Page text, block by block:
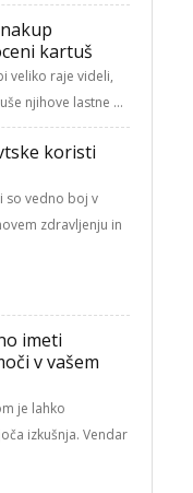
kartuš
veliko raje videli,
njihove lastne …
koristi
so vedno boj v
zdravljenju in
imeti
v vašem
je lahko
izkušnja. Vendar